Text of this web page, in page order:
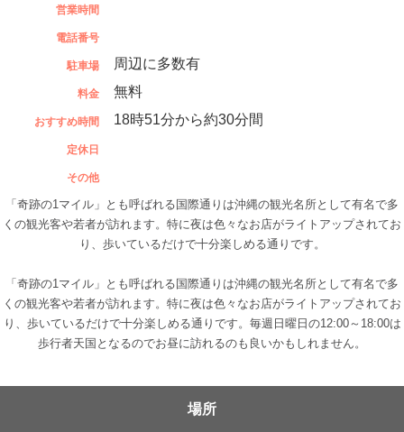
営業時間
電話番号
駐車場 周辺に多数有
料金 無料
おすすめ時間 18時51分から約30分間
定休日
その他
「奇跡の1マイル」とも呼ばれる国際通りは沖縄の観光名所として有名で多
くの観光客や若者が訪れます。特に夜は色々なお店がライトアップされてお
り、歩いているだけで十分楽しめる通りです。
「奇跡の1マイル」とも呼ばれる国際通りは沖縄の観光名所として有名で多
くの観光客や若者が訪れます。特に夜は色々なお店がライトアップされてお
り、歩いているだけで十分楽しめる通りです。毎週日曜日の12:00～18:00は
歩行者天国となるのでお昼に訪れるのも良いかもしれません。
場所